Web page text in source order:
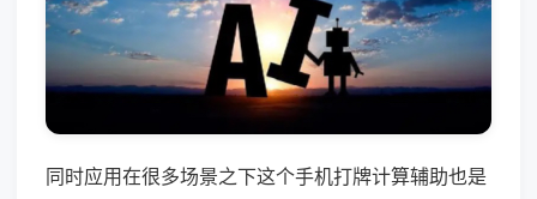
同时应用在很多场景之下这个手机打牌计算辅助也是